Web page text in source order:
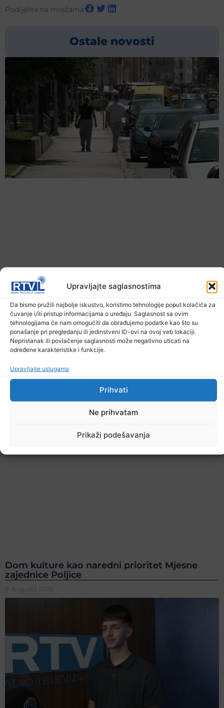
Upravljajte saglasnostima
Da bismo pružili najbolje iskustvo, koristimo tehnologije poput kolačića za
čuvanje i/ili pristup informacijama o uređaju. Saglasnost sa ovim
tehnologijama će nam omogućiti da obrađujemo podatke kao što su
ponašanje pri pregledanju ili jedinstveni ID-ovi na ovoj veb lokaciji.
Nepristanak ili povlačenje saglasnosti može negativno uticati na
određene karakteristike i funkcije.
Upravljajte uslugama
Prihvati
Ne prihvatam
Prikaži podešavanja
Podijelite na mrežama
Ostale novosti
Šta jesti i piti tokom ljetnih vrućina
9. Augusta 2026.
Dom kulture kao naredni prioritet Mjesne
zajednice Poljice
9. Augusta 2026.